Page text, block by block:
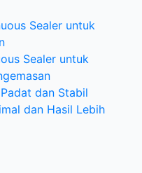
Sealer untuk
Sealer untuk
dan Stabil
dan Hasil Lebih